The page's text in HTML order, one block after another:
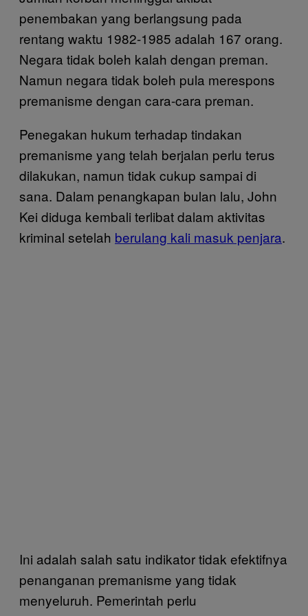
penembakan yang berlangsung pada
rentang waktu 1982-1985 adalah 167 orang.
Negara tidak boleh kalah dengan preman.
Namun negara tidak boleh pula merespons
premanisme dengan cara-cara preman.
Penegakan hukum terhadap tindakan
premanisme yang telah berjalan perlu terus
dilakukan, namun tidak cukup sampai di
sana. Dalam penangkapan bulan lalu, John
Kei diduga kembali terlibat dalam aktivitas
kriminal setelah berulang kali masuk penjara.
Ini adalah salah satu indikator tidak efektifnya
penanganan premanisme yang tidak
menyeluruh. Pemerintah perlu